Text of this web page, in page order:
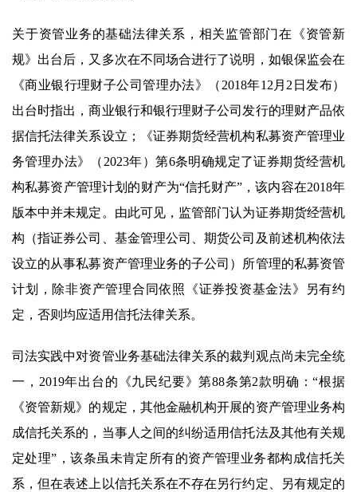
关于资管业务的基础法律关系，相关监管部门在《资管新
规》出台后，又多次在不同场合进行了说明，如银保监会在
《商业银行理财子公司管理办法》（2018年12月2日发布）
出台时指出，商业银行和银行理财子公司发行的理财产品依
据信托法律关系设立；《证券期货经营机构私募资产管理业
务管理办法》（2023年）第6条明确规定了证券期货经营机
构私募资产管理计划的财产为“信托财产”，该内容在2018年
版本中并未规定。由此可见，监管部门认为证券期货经营机
构（指证券公司、基金管理公司、期货公司及前述机构依法
设立的从事私募资产管理业务的子公司）所管理的私募资管
计划，除非资产管理合同依照《证券投资基金法》另有约
定，否则均应适用信托法律关系。
司法实践中对资管业务基础法律关系的裁判观点尚未完全统
一，2019年出台的《九民纪要》第88条第2款明确：“根据
《资管新规》的规定，其他金融机构开展的资产管理业务构
成信托关系的，当事人之间的纠纷适用信托法及其他有关规
定处理”，该条虽未肯定所有的资产管理业务都构成信托关
系，但在表述上以信托关系在不存在另行约定、另有规定的